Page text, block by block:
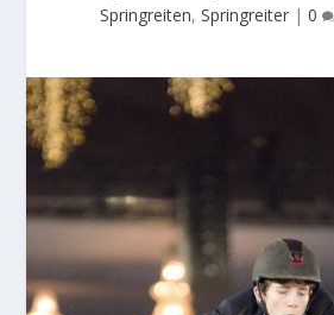
Springreiten, Springreiter| 0